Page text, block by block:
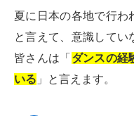
夏に日本の各地で行わ
と言えて、意識してい
皆さんは「 ダンスの経
いる 」と言えます。